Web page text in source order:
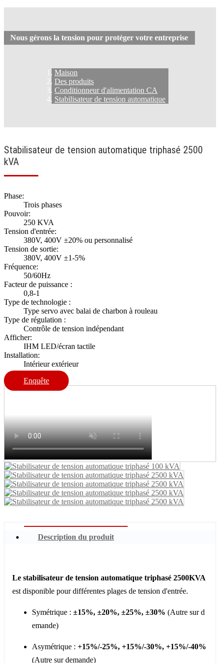
Nous gérons la tension pour protéger votre entreprise
Maison
Des produits
Conditionneur d'alimentation CA
Stabilisateur de tension automatique
Stabilisateur de tension automatique triphasé 2500
kVA
Phase:
Trois phases
Pouvoir:
250 KVA
Tension d'entrée:
380V, 400V ±20% ou personnalisé
Tension de sortie:
380V, 400V ±1-5%
Fréquence:
50/60Hz
Facteur de puissance :
0,8-1
Type de technologie :
Type servo avec balai de charbon à rouleau
Type de régulation :
Contrôle de tension indépendant
Afficher:
IHM LED/écran tactile
Installation:
Intérieur extérieur
Enquête
Description du produit
Le stabilisateur de tension automatique triphasé 2500KVA
est disponible pour différentes plages de tension d'entrée.
Symétrique : ±15%, ±20%, ±25%, ±30% (Autre sur d
emande)
Asymétrique : +15%/-25%, +15%/-30%, +15%/-40%
(Autre sur demande)